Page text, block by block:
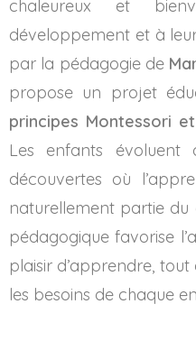
chaleureux et
développement et à
par la pédagogie de
propose un projet
principes Montessori
Les enfants
découvertes où
naturellement partie
pédagogique favorise
plaisir d’apprendre,
les besoins de chaque